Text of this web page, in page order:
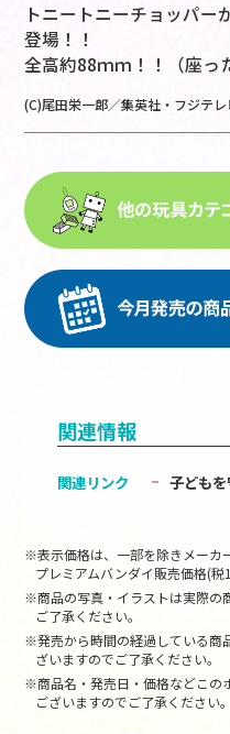
トニートニーチョッパー
登場！！
全高約88ｍｍ！！（座っ
(C)尾田栄一郎／集英社・フジテ
関連情報
関連リンク 子ども
※表示価格は、一部を除きメーカ
プレミアムバンダイ販売価格(税
※商品の写真・イラストは実際の
ご了承ください。
※発売から時間の経過している商
ざいますのでご了承ください。
※商品名・発売日・価格などこの
ございますのでご了承ください。